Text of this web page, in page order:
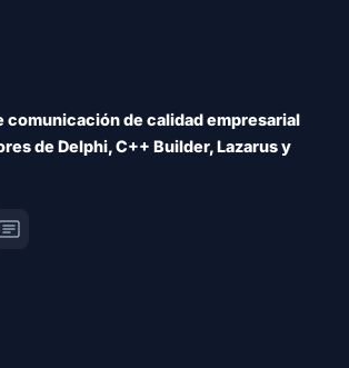
comunicación de calidad empresarial
de Delphi, C++ Builder, Lazarus y